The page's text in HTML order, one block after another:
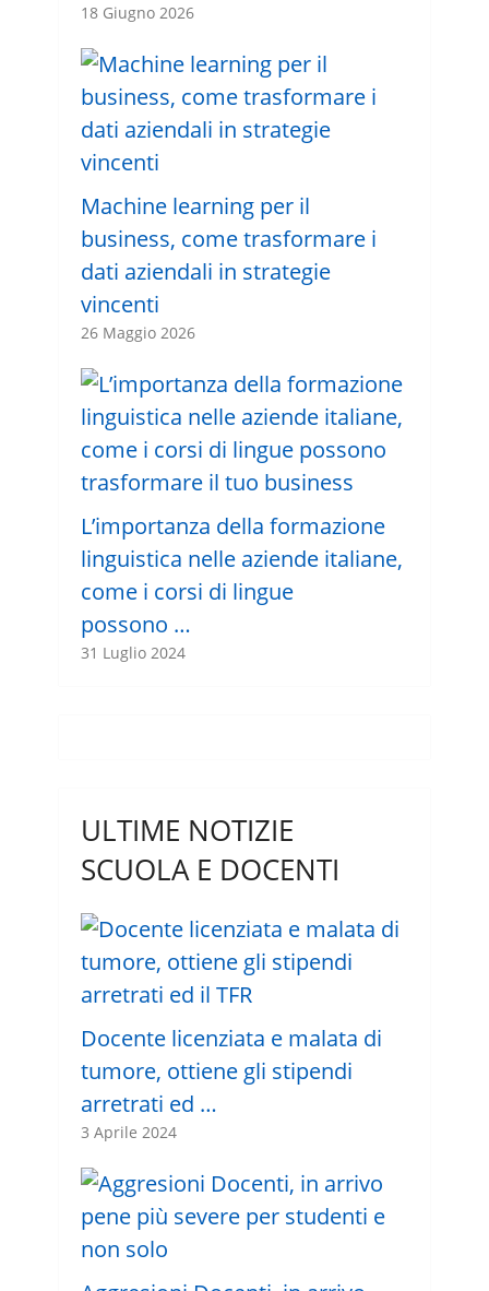
18 Giugno 2026
Machine learning per il
business, come trasformare i
dati aziendali in strategie
vincenti
26 Maggio 2026
L’importanza della formazione
linguistica nelle aziende italiane,
come i corsi di lingue
possono …
31 Luglio 2024
ULTIME NOTIZIE
SCUOLA E DOCENTI
Docente licenziata e malata di
tumore, ottiene gli stipendi
arretrati ed …
3 Aprile 2024